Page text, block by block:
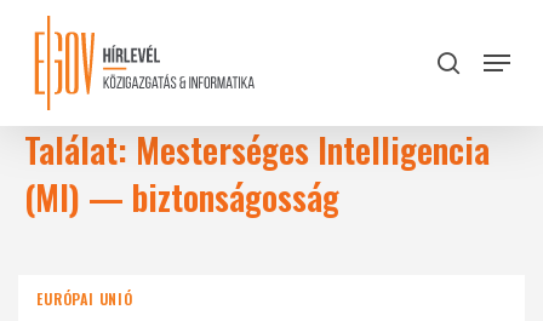
content
search
Menu
Találat: Mesterséges Intelligencia
(MI) — biztonságosság
EURÓPAI UNIÓ
Close